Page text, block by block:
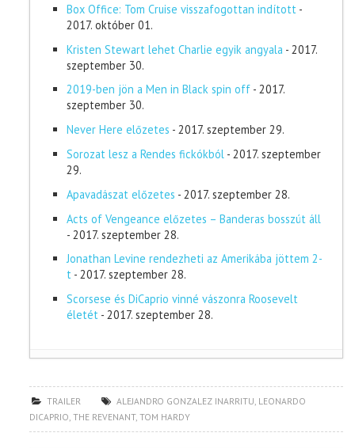
Box Office: Tom Cruise visszafogottan indított -
2017. október 01.
Kristen Stewart lehet Charlie egyik angyala - 2017.
szeptember 30.
2019-ben jön a Men in Black spin off - 2017.
szeptember 30.
Never Here előzetes - 2017. szeptember 29.
Sorozat lesz a Rendes fickókból - 2017. szeptember
29.
Apavadászat előzetes - 2017. szeptember 28.
Acts of Vengeance előzetes – Banderas bosszút áll
- 2017. szeptember 28.
Jonathan Levine rendezheti az Amerikába jöttem 2-
t - 2017. szeptember 28.
Scorsese és DiCaprio vinné vászonra Roosevelt
életét - 2017. szeptember 28.
TRAILER ALEJANDRO GONZALEZ INARRITU, LEONARDO
DICAPRIO,THE REVENANT,TOM HARDY